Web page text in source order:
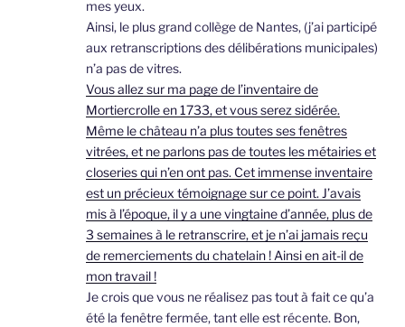
mes yeux.
Ainsi, le plus grand collège de Nantes, (j’ai participé
aux retranscriptions des délibérations municipales)
n’a pas de vitres.
Vous allez sur ma page de l’inventaire de
Mortiercrolle en 1733, et vous serez sidérée.
Même le château n’a plus toutes ses fenêtres
vitrées, et ne parlons pas de toutes les métairies et
closeries qui n’en ont pas. Cet immense inventaire
est un précieux témoignage sur ce point. J’avais
mis à l’époque, il y a une vingtaine d’année, plus de
3 semaines à le retranscrire, et je n’ai jamais reçu
de remerciements du chatelain ! Ainsi en ait-il de
mon travail !
Je crois que vous ne réalisez pas tout à fait ce qu’a
été la fenêtre fermée, tant elle est récente. Bon,